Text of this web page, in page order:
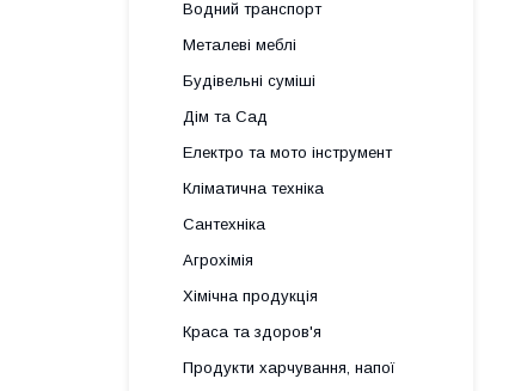
Водний транспорт
Металеві меблі
Будівельні суміші
Дім та Сад
Електро та мото інструмент
Кліматична техніка
Сантехніка
Агрохімія
Хімічна продукція
Краса та здоров'я
Продукти харчування, напої